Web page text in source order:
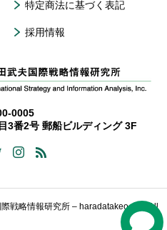
特定商法に基づく表記
採用情報
0005
3番2号 郵船ビルディング 3F
戦略情報研究所 – haradatakeo.com All